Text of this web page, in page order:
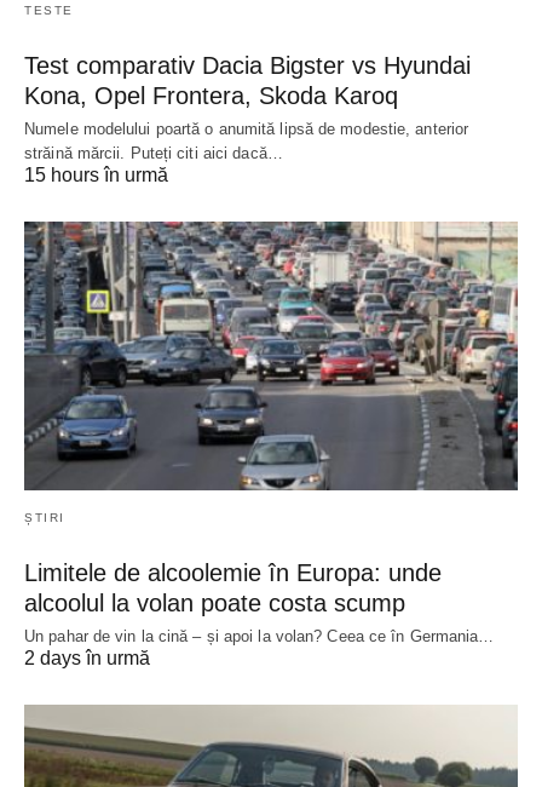
TESTE
Test comparativ Dacia Bigster vs Hyundai
Kona, Opel Frontera, Skoda Karoq
Numele modelului poartă o anumită lipsă de modestie, anterior
străină mărcii. Puteți citi aici dacă…
15 hours în urmă
ȘTIRI
Limitele de alcoolemie în Europa: unde
alcoolul la volan poate costa scump
Un pahar de vin la cină – și apoi la volan? Ceea ce în Germania…
2 days în urmă